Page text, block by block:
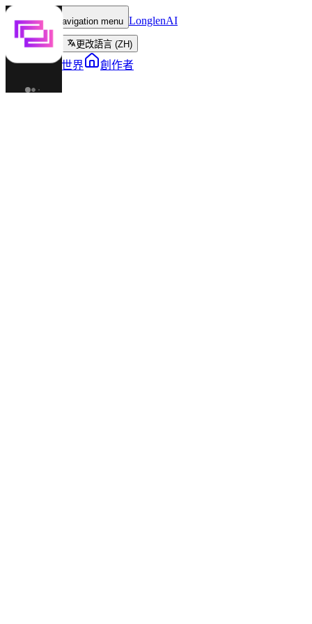
Toggle navigation menu LonglenAI
更改語言 (ZH)
角色 世界 創作者